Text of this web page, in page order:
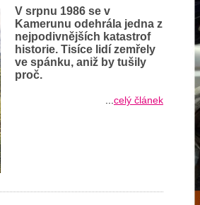
V srpnu 1986 se v
Kamerunu odehrála jedna z
nejpodivnějších katastrof
historie. Tisíce lidí zemřely
ve spánku, aniž by tušily
proč.
...celý článek